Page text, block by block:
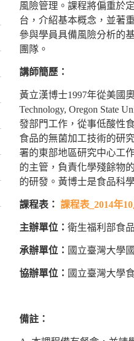
風險管理。課程將偏重於
台，介紹基本概念，並著
參與學員具備風險分析的
團隊。
講師簡歷：
黃立漢博士1997年從美國
Technology, Oregon State
發部門工作，從事低酸性
食品的無菌加工技術的研
署的東部地區研究中心工
的主管，負責化學殘餘物
的研發。黃博士是食品科
課程表： 課程表_2014年
主辦單位： 衛生福利部食
承辦單位： 國立臺灣大學
協辦單位： 國立臺灣大學
備註：